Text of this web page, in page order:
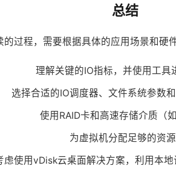
总结
过程，需要根据具体的应用场景和硬
理解关键的IO指标，并使用工具
选择合适的IO调度器、文件系统参数和
使用RAID卡和高速存储介质（如
为虚拟机分配足够的资源
虑使用vDisk云桌面解决方案，利用本地